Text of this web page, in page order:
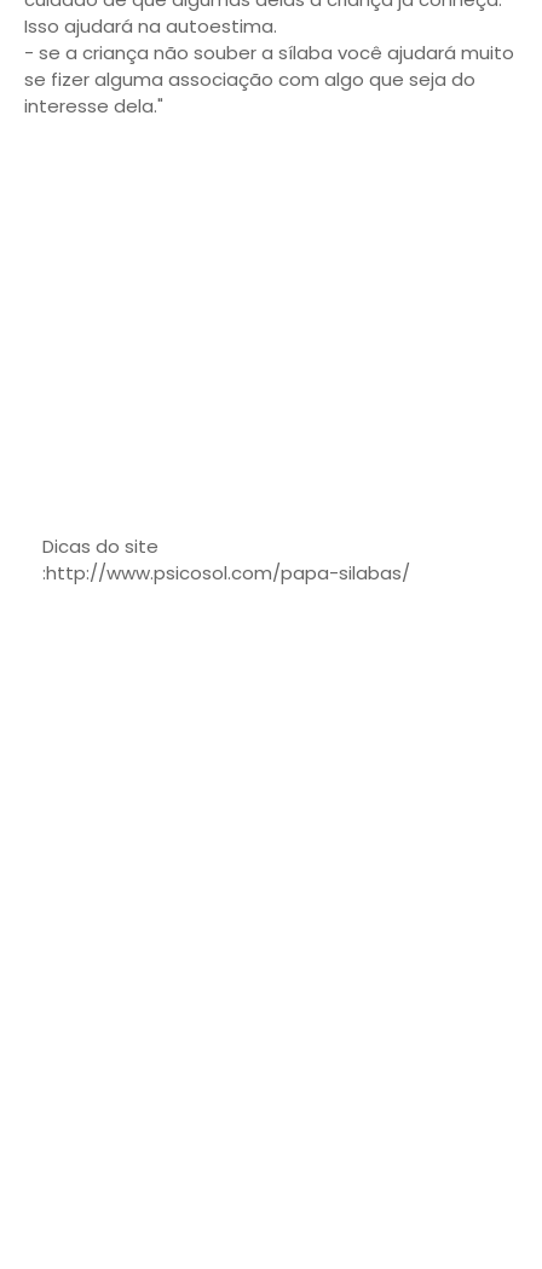
Isso ajudará na autoestima.
- se a criança não souber a sílaba você ajudará muito
se fizer alguma associação com algo que seja do
interesse dela."
Dicas do site
:http://www.psicosol.com/papa-silabas/